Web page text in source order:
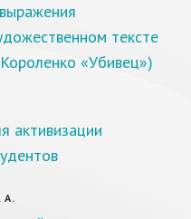
тексте
«Убивец»)
активизации
А.